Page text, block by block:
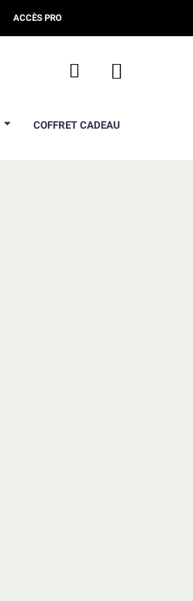
ACCÈS PRO
COFFRET CADEAU